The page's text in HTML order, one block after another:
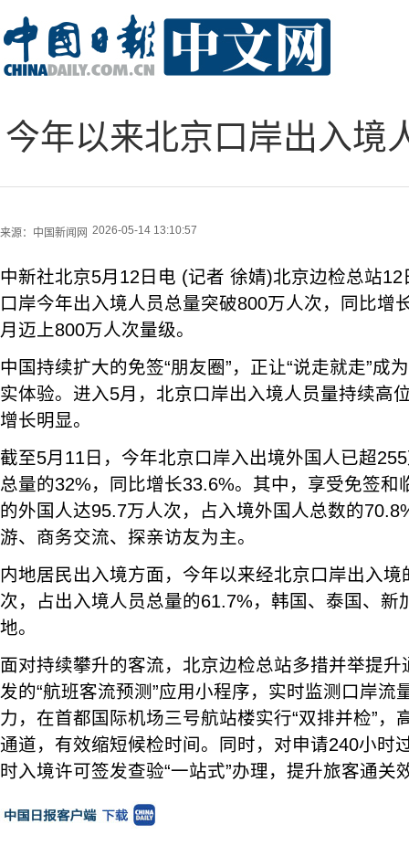
今年以来北京口岸出入境
来源： 中国新闻网 2026-05-14 13:10:57
中新社北京5月12日电 (记者 徐婧)北京边检总站
口岸今年出入境人员总量突破800万人次，同比增
月迈上800万人次量级。
中国持续扩大的免签“朋友圈”，正让“说走就走”成
实体验。进入5月，北京口岸出入境人员量持续高
增长明显。
截至5月11日，今年北京口岸入出境外国人已超
总量的32%，同比增长33.6%。其中，享受免签和
的外国人达95.7万人次，占入境外国人总数的
游、商务交流、探亲访友为主。
内地居民出入境方面，今年以来经北京口岸出入
次，占出入境人员总量的61.7%，韩国、泰国、新
地。
面对持续攀升的客流，北京边检总站多措并举提
发的“航班客流预测”应用小程序，实时监测口岸流
力，在首都国际机场三号航站楼实行“双排并检”，
通道，有效缩短候检时间。同时，对申请240小时
时入境许可签发查验“一站式”办理，提升旅客通关